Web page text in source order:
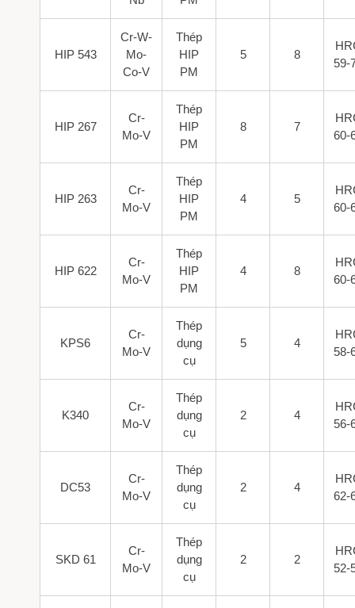
HIP 543
Cr-W-
Mo-
Co-V
Thép
HIP
PM
5 8
59-
HIP 267
Cr-
Mo-V
Thép
HIP
PM
8 7
60-
HIP 263
Cr-
Mo-V
Thép
HIP
PM
4 5
60-
HIP 622
Cr-
Mo-V
Thép
HIP
PM
4 8
60-
KPS6
Cr-
Mo-V
Thép
dụng
cụ
5 4
58-
K340
Cr-
Mo-V
Thép
dụng
cụ
2 4
56-
DC53
Cr-
Mo-V
Thép
dụng
cụ
2 4
62-
SKD 61
Cr-
Mo-V
Thép
dụng
cụ
2 2
52-